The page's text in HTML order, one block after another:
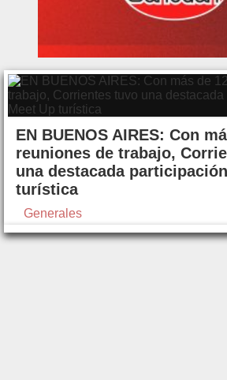
EN BUENOS AIRES: Con
reuniones de trabajo,
una destacada
turística
Generales